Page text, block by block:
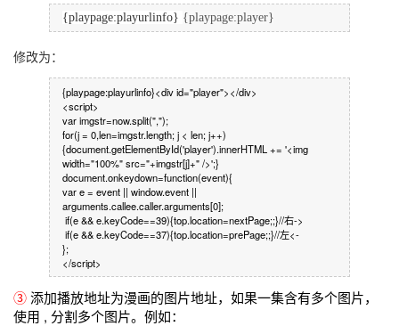
{playpage:playurlinfo} {playpage:player}
修改为：
{playpage:playurlinfo}<div id="player"></div>
<script>
var imgstr=now.split(",");
for(j = 0,len=imgstr.length; j < len; j++)
{document.getElementById('player').innerHTML += '<img
width="100%" src="+imgstr[j]+" />';}
document.onkeydown=function(event){
var e = event || window.event ||
arguments.callee.caller.arguments[0];
if(e && e.keyCode==39){top.location=nextPage;;}//右->
if(e && e.keyCode==37){top.location=prePage;;}//左<-
};
</script>
③添加播放地址为漫画的图片地址，如果一集含有多个图片，
使用 , 分割多个图片。例如：